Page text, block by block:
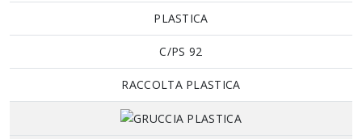
PLASTICA
C/PS 92
RACCOLTA PLASTICA